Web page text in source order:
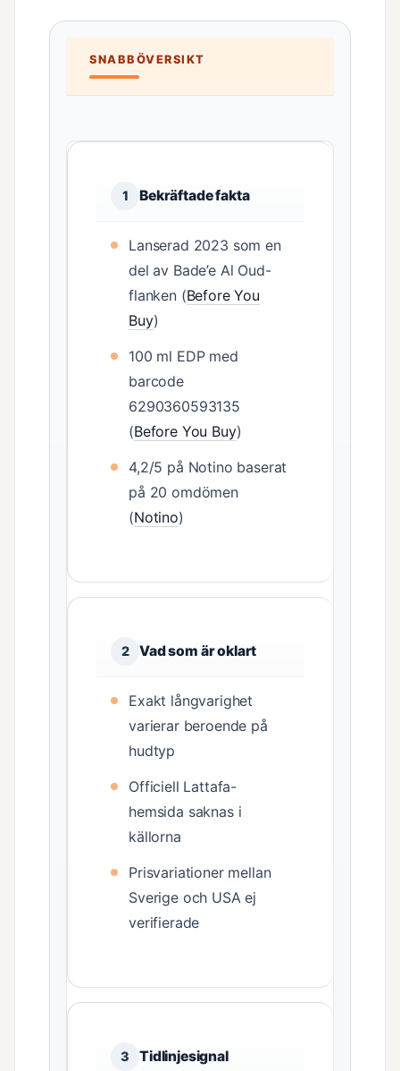
SNABBÖVERSIKT
1 Bekräftade fakta
Lanserad 2023 som en
del av Bade’e Al Oud-
flanken (Before You
Buy)
100 ml EDP med
barcode
6290360593135
(Before You Buy)
4,2/5 på Notino baserat
på 20 omdömen
(Notino)
2 Vad som är oklart
Exakt långvarighet
varierar beroende på
hudtyp
Officiell Lattafa-
hemsida saknas i
källorna
Prisvariationer mellan
Sverige och USA ej
verifierade
3 Tidlinjesignal